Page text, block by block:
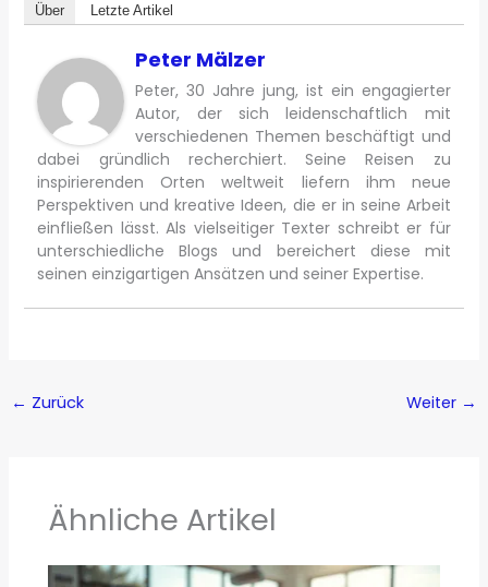
Über Letzte Artikel
Peter Mälzer
Peter, 30 Jahre jung, ist ein engagierter
Autor, der sich leidenschaftlich mit
verschiedenen Themen beschäftigt und
dabei gründlich recherchiert. Seine Reisen zu
inspirierenden Orten weltweit liefern ihm neue
Perspektiven und kreative Ideen, die er in seine Arbeit
einfließen lässt. Als vielseitiger Texter schreibt er für
unterschiedliche Blogs und bereichert diese mit
seinen einzigartigen Ansätzen und seiner Expertise.
← Zurück Weiter →
Ähnliche Artikel